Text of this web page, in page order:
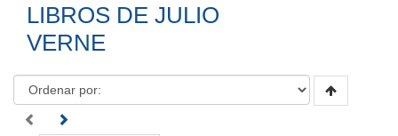
LIBROS DE JULIO
VERNE